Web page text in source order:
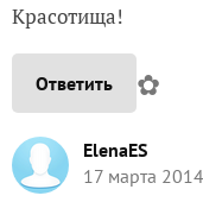
Красотища!
Ответить ✿
ElenaES
17 марта